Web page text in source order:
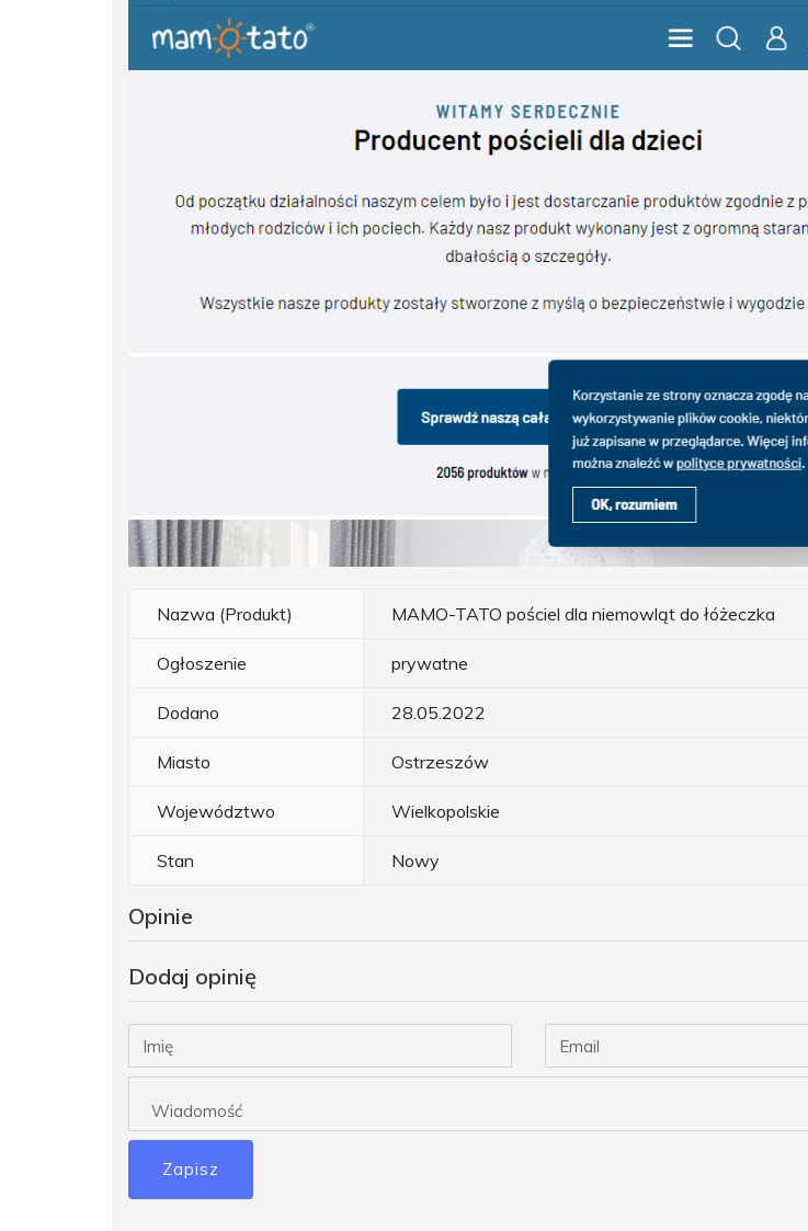
Nazwa (Produkt) MAMO-TATO pościel dla niemowląt do łóżeczka
Ogłoszenie prywatne
Dodano 28.05.2022
Miasto Ostrzeszów
Województwo Wielkopolskie
Stan Nowy
Opinie
Dodaj opinię
Zapisz